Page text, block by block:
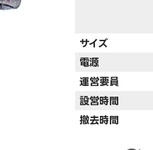
サイズ
電源
運営要員
設営時間
撤去時間